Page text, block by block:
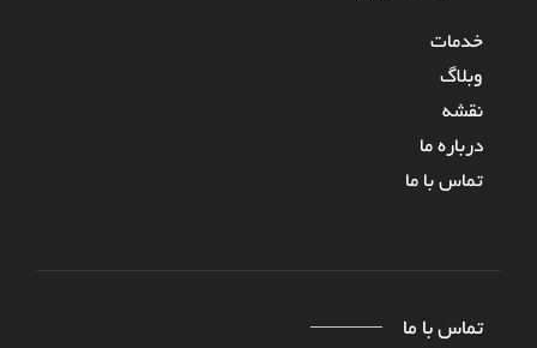
خدمات
وبلاگ
نقشه
درباره‌ ما
تماس با ما
تماس با ما